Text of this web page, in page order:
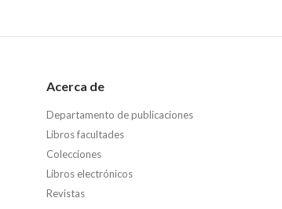
Acerca de
Departamento de publicaciones
Libros facultades
Colecciones
Libros electrónicos
Revistas